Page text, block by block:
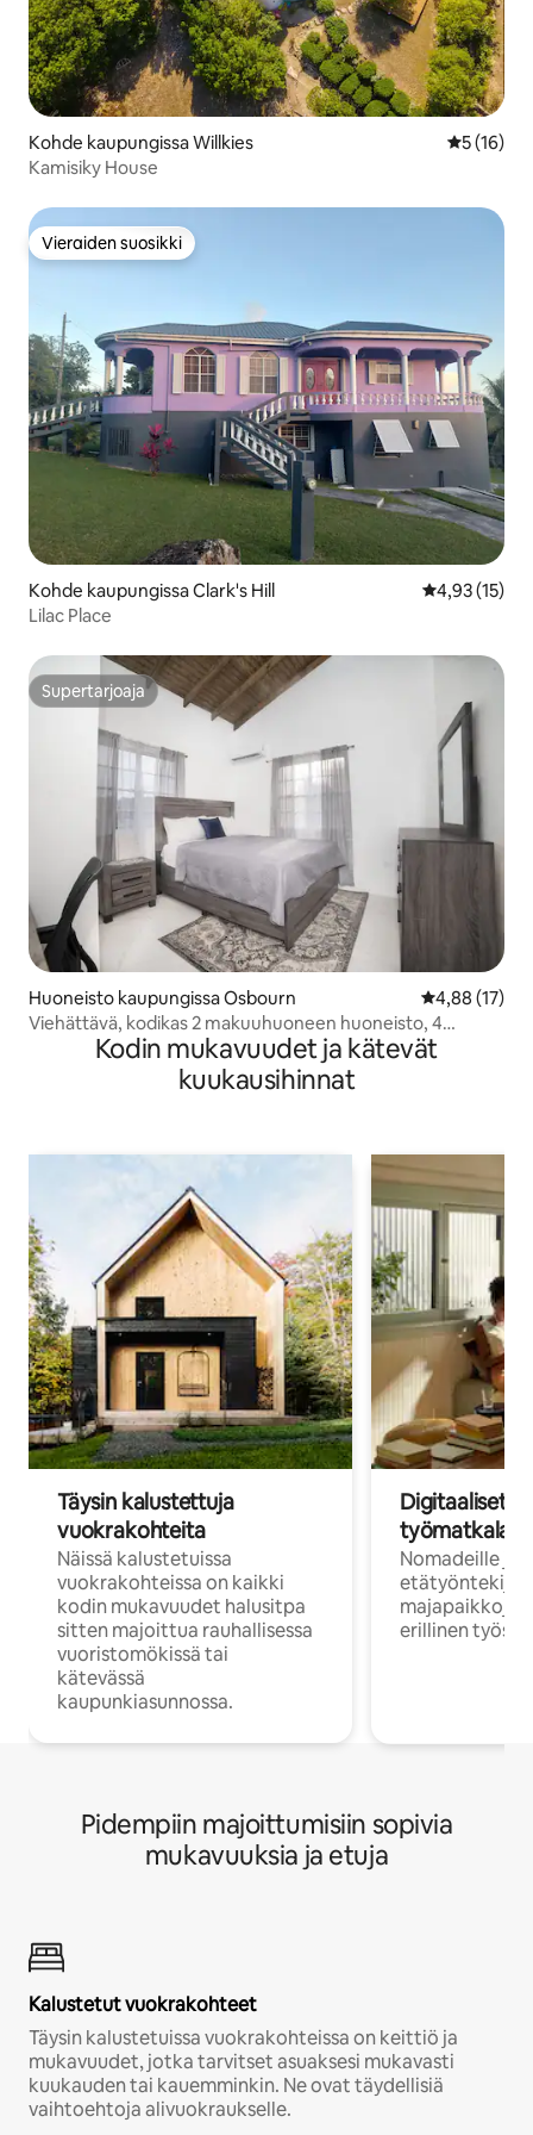
Kohde kaupungissa Willkies
5 (16)
Kamisiky House
Vieraiden suosikki
Vieraiden suosikki
Kohde kaupungissa Clark's Hill
4,93 (15)
Lilac Place
Supertarjoaja
Supertarjoaja
Huoneisto kaupungissa Osbourn
4,88 (17)
Viehättävä, kodikas 2 makuuhuoneen huoneisto, 4
minuutin päässä lentokentältä
Kodin mukavuudet ja kätevät
kuukausihinnat
Täysin kalustettuja
vuokrakohteita
Näissä kalustetuissa
vuokrakohteissa on kaikki
kodin mukavuudet halusitpa
sitten majoittua rauhallisessa
vuoristomökissä tai
kätevässä
kaupunkiasunnossa.
Digitaaliset
Nomadeille ja
majapaikkoja,
erillinen
Pidempiin majoittumisiin sopivia
mukavuuksia ja etuja
Kalustetut vuokrakohteet
Täysin kalustetuissa vuokrakohteissa on keittiö ja
mukavuudet, jotka tarvitset asuaksesi mukavasti
kuukauden tai kauemminkin. Ne ovat täydellisiä
vaihtoehtoja alivuokraukselle.